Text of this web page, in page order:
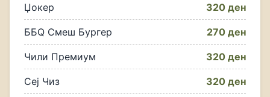
Џокер 320 ден
ББQ Смеш Бургер 270 ден
Чили Премиум 320 ден
Сеј Чиз 320 ден